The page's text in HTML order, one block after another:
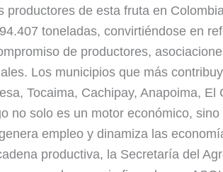
productores de esta fruta en
toneladas, convirtiéndose en
de productores,
Los municipios que más
Tocaima, Cachipay, Anapoima, El
no solo es un motor económico, sino
empleo y dinamiza las
productiva, la Secretaría del